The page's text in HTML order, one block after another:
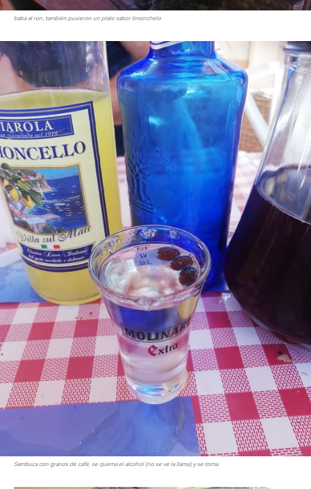
baba al ron, también pusieron un plato sabor limonchelo
Sambuca con granos de café, se quema el alcohol (no se ve la llama) y se toma.